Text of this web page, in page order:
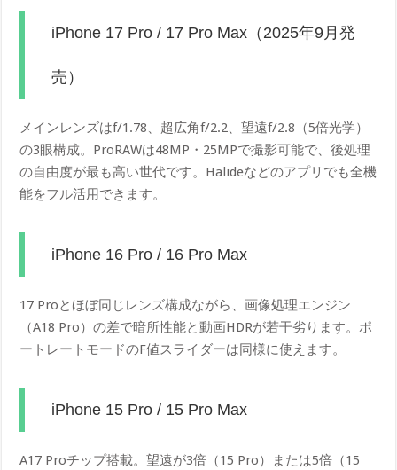
iPhone 17 Pro / 17 Pro Max（2025年9月発
売）
メインレンズはf/1.78、超広角f/2.2、望遠f/2.8（5倍光学）
の3眼構成。ProRAWは48MP・25MPで撮影可能で、後処理
の自由度が最も高い世代です。Halideなどのアプリでも全機
能をフル活用できます。
iPhone 16 Pro / 16 Pro Max
17 Proとほぼ同じレンズ構成ながら、画像処理エンジン
（A18 Pro）の差で暗所性能と動画HDRが若干劣ります。ポ
ートレートモードのF値スライダーは同様に使えます。
iPhone 15 Pro / 15 Pro Max
A17 Proチップ搭載。望遠が3倍（15 Pro）または5倍（15